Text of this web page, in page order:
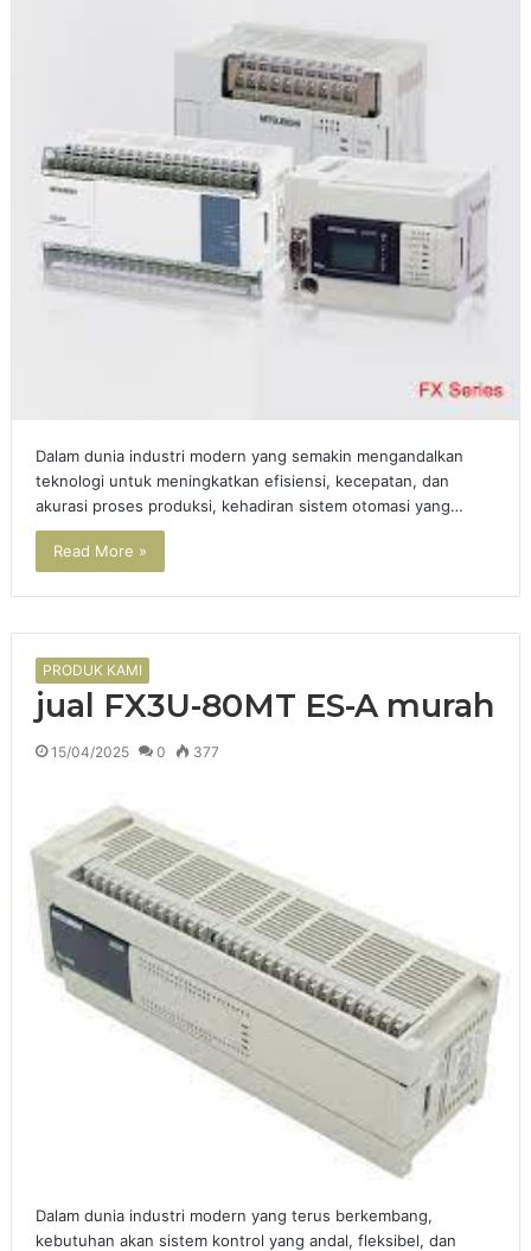
Dalam dunia industri modern yang semakin mengandalkan
teknologi untuk meningkatkan efisiensi, kecepatan, dan
akurasi proses produksi, kehadiran sistem otomasi yang…
Read More »
PRODUK KAMI
jual FX3U-80MT ES-A murah
15/04/2025 0 377
Dalam dunia industri modern yang terus berkembang,
kebutuhan akan sistem kontrol yang andal, fleksibel, dan